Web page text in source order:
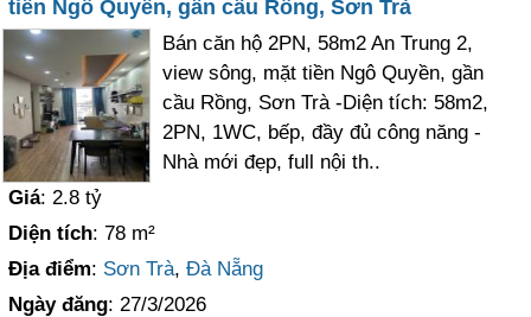
tiền Ngô Quyền, gần cầu Rồng, Sơn Trà
Bán căn hộ 2PN, 58m2 An Trung 2,
view sông, mặt tiền Ngô Quyền, gần
cầu Rồng, Sơn Trà -Diện tích: 58m2,
2PN, 1WC, bếp, đầy đủ công năng -
Nhà mới đẹp, full nội th..
Giá: 2.8 tỷ
Diện tích: 78 m²
Địa điểm: Sơn Trà,Đà Nẵng
Ngày đăng: 27/3/2026